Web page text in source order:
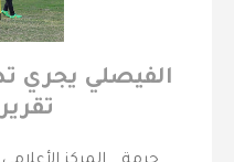
الفيصلي يجري